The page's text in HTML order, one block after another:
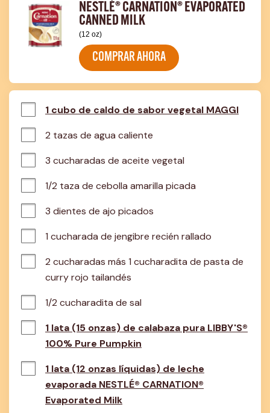
NESTLÉ® CARNATION® EVAPORATED
CANNED MILK
(12 oz)
COMPRAR AHORA
1 cubo de caldo de sabor vegetal MAGGI
2 tazas de agua caliente
3 cucharadas de aceite vegetal
1/2 taza de cebolla amarilla picada
3 dientes de ajo picados
1 cucharada de jengibre recién rallado
2 cucharadas más 1 cucharadita de pasta de
curry rojo tailandés
1/2 cucharadita de sal
1 lata (15 onzas) de calabaza pura LIBBY'S®
100% Pure Pumpkin
1 lata (12 onzas líquidas) de leche
evaporada NESTLÉ® CARNATION®
Evaporated Milk